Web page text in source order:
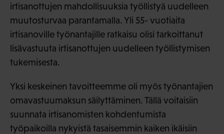
irtisanottujen mahdollisuuksia työllistyä uudelleen
muutosturvaa parantamalla. Yli 55- vuotiaita
irtisanoville työnantajille ratkaisu olisi tarkoittanut
lisävastuuta irtisanottujen uudelleen työllistymisen
tukemisesta.
Yksi keskeinen tavoitteemme oli myös työnantajien
omavastuumaksun säilyttäminen. Tällä voitaisiin
suunnata irtisanomisten kohdentumista
työpaikoilla nykyistä tasaisemmin kaiken ikäisiin